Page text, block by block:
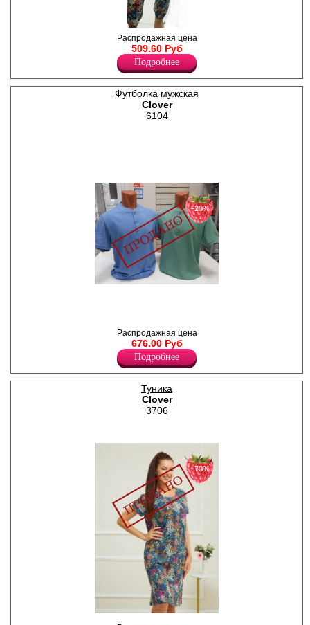
Брюки женские из вискозного
полотна, низ на манжетах,
пояс на резинке, принт по
всему полотну.
Лайкра 10%
Вискоза 90%
Распродажная цена
509.60 Руб
Подробнее
Футболка мужская
Clover
6104
горловины, на пуговках,
принт-вышивка слева,
однотонная.
Лайкра 5%
Хлопок 95%
−20%
Распродажная цена
676.00 Руб
Подробнее
Туника
Clover
3706
Туника женская из
−70%